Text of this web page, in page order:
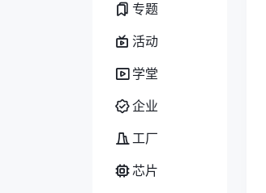
专题
活动
学堂
企业
工厂
芯片